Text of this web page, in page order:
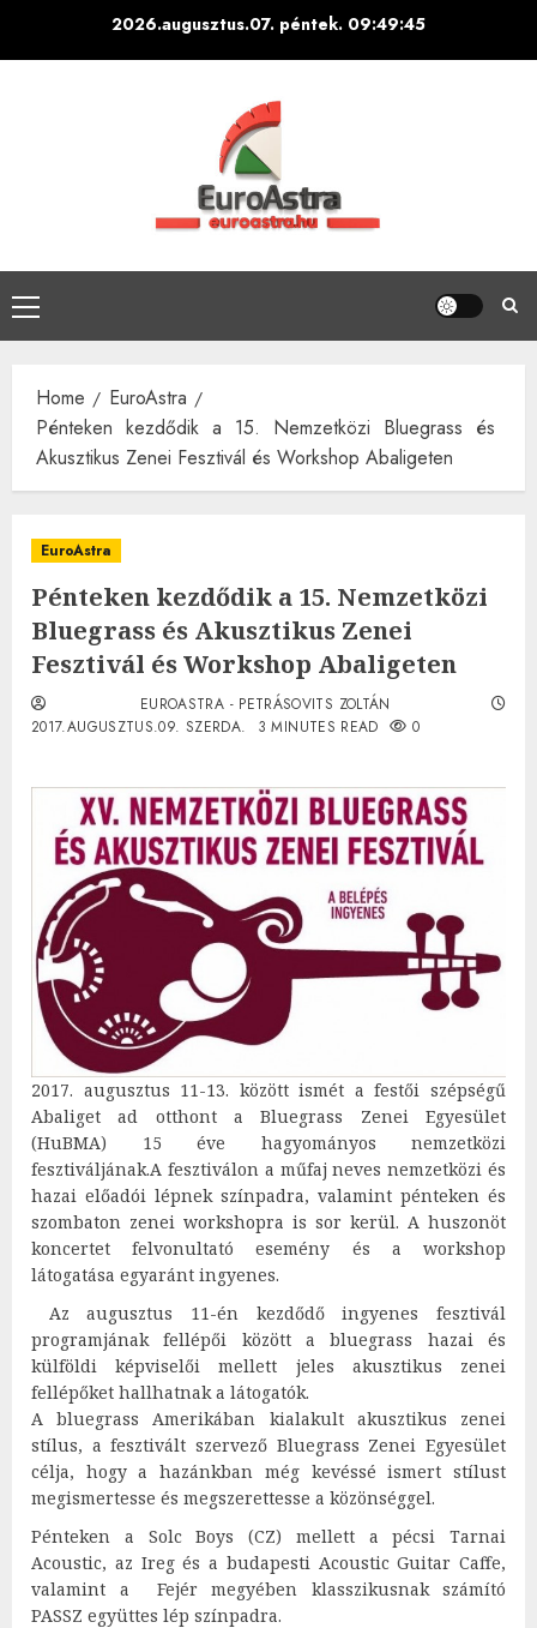
2026.augusztus.07. péntek. 09:49:46
Primary
Menu
Home
EuroAstra
Pénteken kezdődik a 15. Nemzetközi Bluegrass és
Akusztikus Zenei Fesztivál és Workshop Abaligeten
EuroAstra
Pénteken kezdődik a 15. Nemzetközi
Bluegrass és Akusztikus Zenei
Fesztivál és Workshop Abaligeten
EUROASTRA - PETRÁSOVITS ZOLTÁN
2017.AUGUSZTUS.09. SZERDA.
3 MINUTES READ 0
2017. augusztus 11-13. között ismét a festői szépségű
Abaliget ad otthont a Bluegrass Zenei Egyesület
(HuBMA) 15 éve hagyományos nemzetközi
fesztiváljának.A fesztiválon a műfaj neves nemzetközi és
hazai előadói lépnek színpadra, valamint pénteken és
szombaton zenei workshopra is sor kerül. A huszonöt
koncertet felvonultató esemény és a workshop
látogatása egyaránt ingyenes.
Az augusztus 11-én kezdődő ingyenes fesztivál
programjának fellépői között a bluegrass hazai és
külföldi képviselői mellett jeles akusztikus zenei
fellépőket hallhatnak a látogatók.
A bluegrass Amerikában kialakult akusztikus zenei
stílus, a fesztivált szervező Bluegrass Zenei Egyesület
célja, hogy a hazánkban még kevéssé ismert stílust
megismertesse és megszerettesse a közönséggel.
Pénteken a Solc Boys (CZ) mellett a pécsi Tarnai
Acoustic, az Ireg és a budapesti Acoustic Guitar Caffe,
valamint a Fejér megyében klasszikusnak számító
PASSZ együttes lép színpadra.